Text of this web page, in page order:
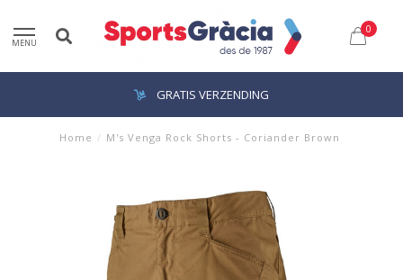
MENU
0
GRATIS VERZENDING
Home / M's Venga Rock Shorts - Coriander Brown